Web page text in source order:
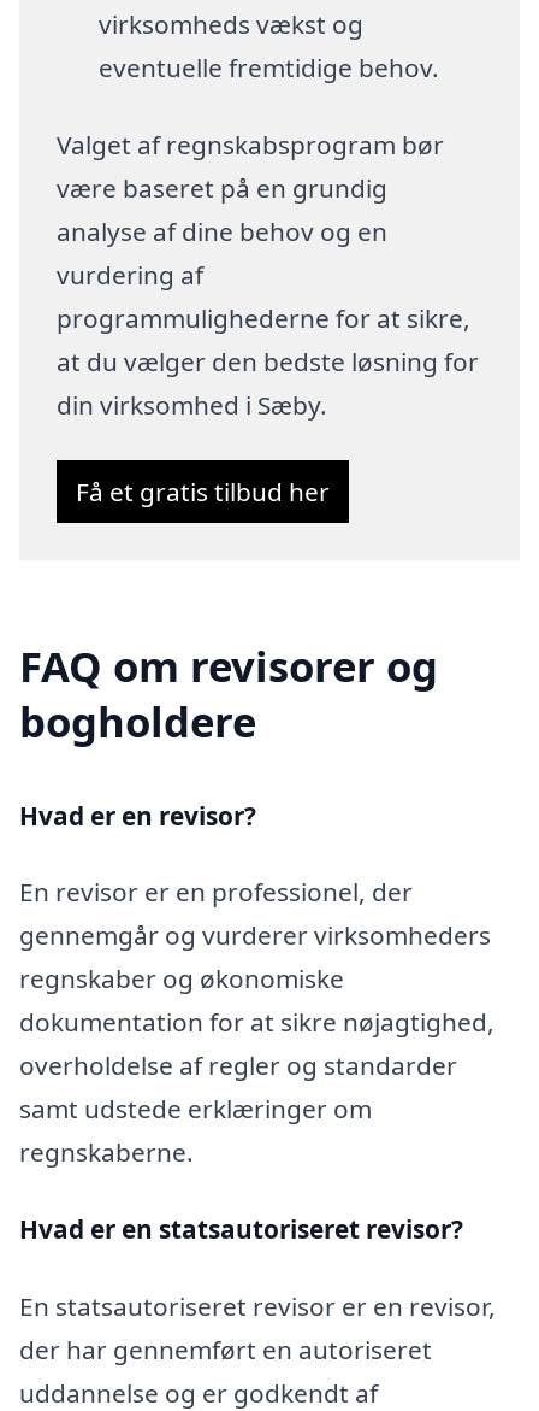
virksomheds vækst og
eventuelle fremtidige behov.
Valget af regnskabsprogram bør
være baseret på en grundig
analyse af dine behov og en
vurdering af
programmulighederne for at sikre,
at du vælger den bedste løsning for
din virksomhed i Sæby.
Få et gratis tilbud her
FAQ om revisorer og
bogholdere
Hvad er en revisor?
En revisor er en professionel, der
gennemgår og vurderer virksomheders
regnskaber og økonomiske
dokumentation for at sikre nøjagtighed,
overholdelse af regler og standarder
samt udstede erklæringer om
regnskaberne.
Hvad er en statsautoriseret revisor?
En statsautoriseret revisor er en revisor,
der har gennemført en autoriseret
uddannelse og er godkendt af